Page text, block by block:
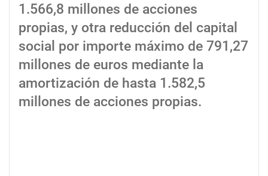
1.566,8 millones de acciones
propias, y otra reducción del capital
social por importe máximo de 791,27
millones de euros mediante la
amortización de hasta 1.582,5
millones de acciones propias.